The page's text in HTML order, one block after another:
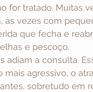
for tratado. Muitas
às vezes com
que fecha e
e pescoço.
adiam a consulta.
agressivo, o
sobretudo em